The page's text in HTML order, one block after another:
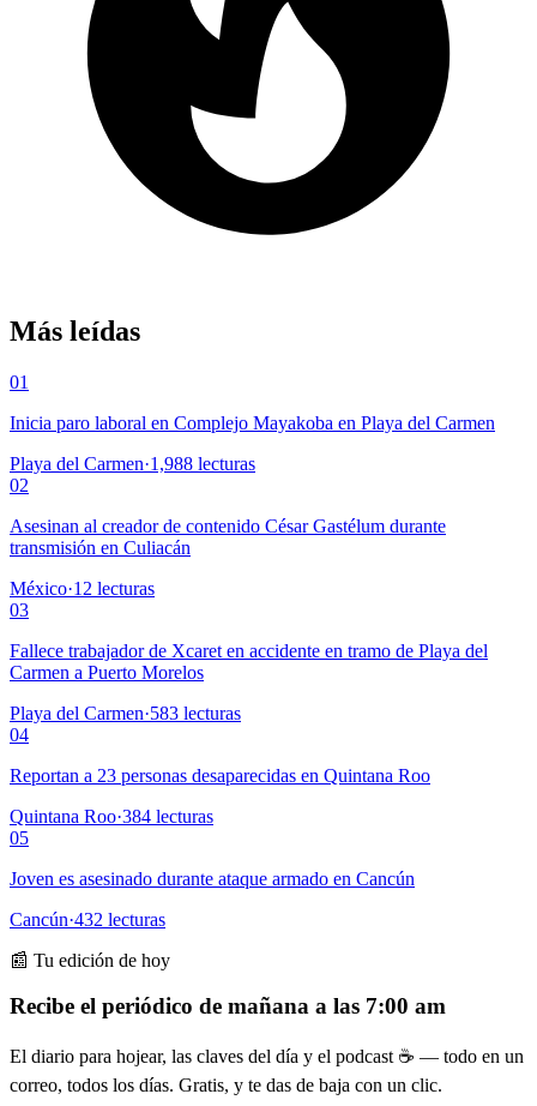
Más leídas
01
Inicia paro laboral en Complejo Mayakoba en Playa del Carmen
Playa del Carmen·1,988 lecturas
02
Asesinan al creador de contenido César Gastélum durante
transmisión en Culiacán
México·12 lecturas
03
Fallece trabajador de Xcaret en accidente en tramo de Playa del
Carmen a Puerto Morelos
Playa del Carmen·583 lecturas
04
Reportan a 23 personas desaparecidas en Quintana Roo
Quintana Roo·384 lecturas
05
Joven es asesinado durante ataque armado en Cancún
Cancún·432 lecturas
📰 Tu edición de hoy
Recibe el periódico de mañana a las 7:00 am
El diario para hojear, las claves del día y el podcast ☕ — todo en un
correo, todos los días. Gratis, y te das de baja con un clic.